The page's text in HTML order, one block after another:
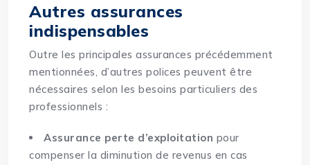
Autres assurances
indispensables
Outre les principales assurances précédemment
mentionnées, d’autres polices peuvent être
nécessaires selon les besoins particuliers des
professionnels :
Assurance perte d’exploitation pour
compenser la diminution de revenus en cas